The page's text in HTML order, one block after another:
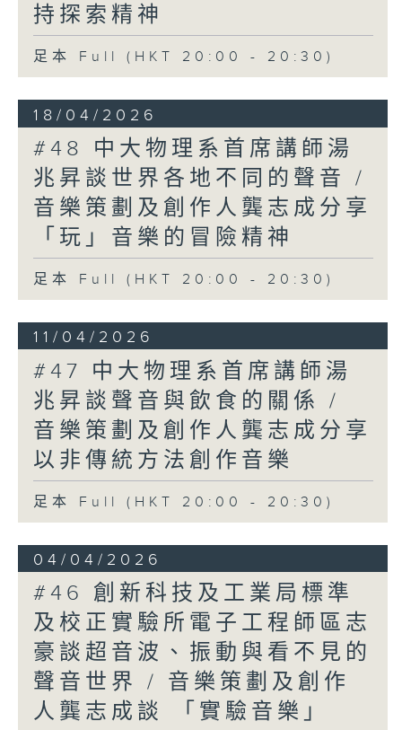
持探索精神
足本 Full (HKT 20:00 - 20:30)
18/04/2026
#48 中大物理系首席講師湯
兆昇談世界各地不同的聲音 /
音樂策劃及創作人龔志成分享
「玩」音樂的冒險精神
足本 Full (HKT 20:00 - 20:30)
11/04/2026
#47 中大物理系首席講師湯
兆昇談聲音與飲食的關係 /
音樂策劃及創作人龔志成分享
以非傳統方法創作音樂
足本 Full (HKT 20:00 - 20:30)
04/04/2026
#46 創新科技及工業局標準
及校正實驗所電子工程師區志
豪談超音波、振動與看不見的
聲音世界 / 音樂策劃及創作
人龔志成談 「實驗音樂」